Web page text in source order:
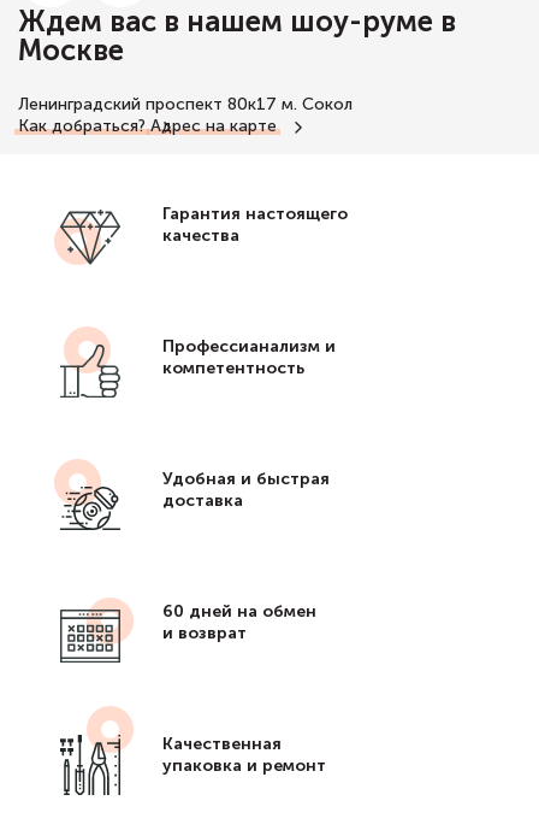
Ждем вас в нашем шоу-руме в
Москве
Ленинградский проспект 80к17 м. Сокол
Как добраться? Адрес на карте
Гарантия настоящего
качества
Профессианализм и
компетентность
Удобная и быстрая
доставка
60 дней на обмен
и возврат
Качественная
упаковка и ремонт